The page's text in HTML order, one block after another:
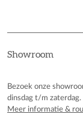
Showroom
Bezoek onze
dinsdag t/m zaterdag.
Meer informatie &